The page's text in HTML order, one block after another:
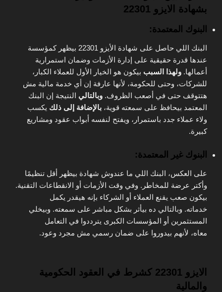
بشهادة الايزو 22301
البنوك المعتمدة:
البنك اللي حاصل على شهادة الأيزو 22301 بيظهر كمؤسسة
عندها قدرة حقيقية على إدارة الأزمات وضمان استمرارية
أعمالها. ولهذا السبب بيكون هو الخيار الأول للعملاء الكبار،
للشركات، وحتى للحكومة، لأنها عارفة إن أي خدمة مالية مش
هتتوقف حتى في أصعب الظروف. وبالتالي النتيجة إن البنك
المعتمد بيحافظ على سمعته قوية، بالإضافة إلى ذلك يكسب
ولاء عملاء جدد باستمرار، ويفتح لنفسه أبواب عقود ومشاريع
كبيرة.
البنوك غير المعتمدة:
على العكس، البنك اللي ما عندوش شهادة بيظهر أقل تنظيمًا
وأكتر عرضة للمخاطر. وفي وقت الأزمات أو الانقطاعات التقنية.
بيكون صعب يقنع العملاء أو الشركاء بإنه هيقدر يكمل
خدماته. وبالتالي ده بيأثر بشكل مباشر على سمعته. وبيخلي
المستثمرين أو المؤسسات الكبرى يترددوا في التعامل
معاه، لأنهم بيدوروا على ضمان رسمي مش مجرد وعود.
الايزو 22301 كشرط في العقود الحكومية
والمالية